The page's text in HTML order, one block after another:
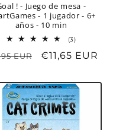
! - Juego de mesa -
- 1 jugador - 6+
años - 10 min
(3)3
totales
EUR
Precio
oferta
€11,65 EUR